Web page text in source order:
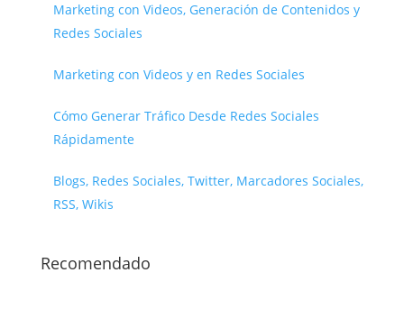
Marketing con Videos, Generación de Contenidos y
Redes Sociales
Marketing con Videos y en Redes Sociales
Cómo Generar Tráfico Desde Redes Sociales
Rápidamente
Blogs, Redes Sociales, Twitter, Marcadores Sociales,
RSS, Wikis
Recomendado